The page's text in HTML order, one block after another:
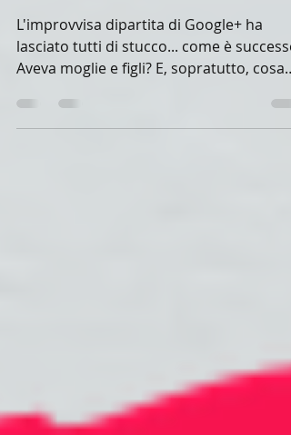
PEDINACI SUI NOSTRI SPAZI WEB!
L'improvvisa dipartita di Google+ ha
lasciato tutti di stucco... come è
Aveva moglie e figli? E, sopratutto, cosa